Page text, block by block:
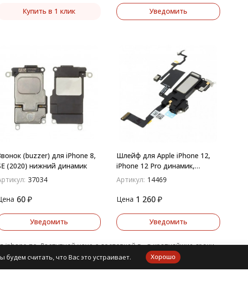
Купить в 1 клик Уведомить
(buzzer) для iPhone 8,
(2020) нижний динамик
37034
60 ₽
Уведомить
Шлейф для Apple iPhone 12,
iPhone 12 Pro динамик,
датчик сенсора и микрофон
Артикул: 14469
Цена 1 260 ₽
Уведомить
по Доступной цене с доставкой в в кратчайшие сроки.
20 товаров, цены варьируются от 50 руб.. Оплатить товар
считать, что Вас это устраивает. Хорошо